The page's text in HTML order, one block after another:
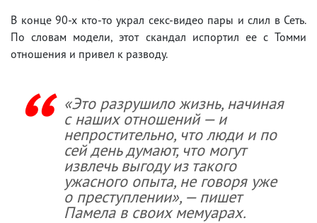
В конце 90-х кто-то украл секс-видео пары и слил в Сеть.
По словам модели, этот скандал испортил ее с Томми
отношения и привел к разводу.
«Это разрушило жизнь, начиная
с наших отношений — и
непростительно, что люди и по
сей день думают, что могут
извлечь выгоду из такого
ужасного опыта, не говоря уже
о преступлении», — пишет
Памела в своих мемуарах.